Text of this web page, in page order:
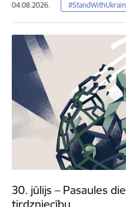
04.08.2026.
30. jūlijs – Pasaules
tirdzniecību